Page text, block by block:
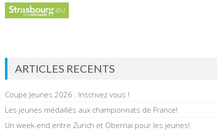
ARTICLES RECENTS
Coupe Jeunes 2026 : Inscrivez vous !
Les jeunes médaillés aux championnats de France!
Un week-end entre Zurich et Obernai pour les jeunes!